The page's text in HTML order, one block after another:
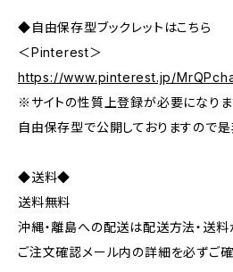
◆自由保存型ブックレットはこちら
＜Pinterest＞
https://www.pinterest.jp/
※サイトの性質上登録が必要になり
自由保存型で公開しておりますので
◆送料◆
送料無料
沖縄・離島への配送は配送方法・送料
ご注文確認メール内の詳細を必ずご